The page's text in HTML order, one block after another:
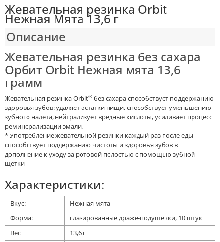
Жевательная резинка Orbit
Нежная Мята 13,6 г
Описание
Жевательная резинка без сахара
Орбит Orbit Нежная мята 13,6
грамм
Жевательная резинка Orbit® без сахара способствует поддержанию
здоровья зубов: удаляет остатки пищи, способствует уменьшению
зубного налета, нейтрализует вредные кислоты, усиливает процесс
реминерализации эмали.
* Употребление жевательной резинки каждый раз после еды
способствует поддержанию чистоты и здоровья зубов в
дополнение к уходу за ротовой полостью с помощью зубной
щетки
Характеристики:
Вкус:
Нежная мята
Форма:
глазированные драже-подушечки, 10 штук
Вес
13,6 г